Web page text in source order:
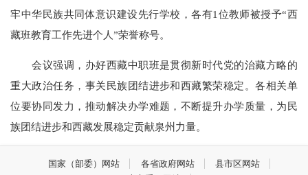
牢中华民族共同体意识建设先行学校，各有1位教师被授予“西
藏班教育工作先进个人”荣誉称号。
会议强调，办好西藏中职班是贯彻新时代党的治藏方略的
重大政治任务，事关民族团结进步和西藏繁荣稳定。各相关单
位要协同发力，推动解决办学难题，不断提升办学质量，为民
族团结进步和西藏发展稳定贡献泉州力量。
国家（部委）网站 各省政府网站
县市区网站